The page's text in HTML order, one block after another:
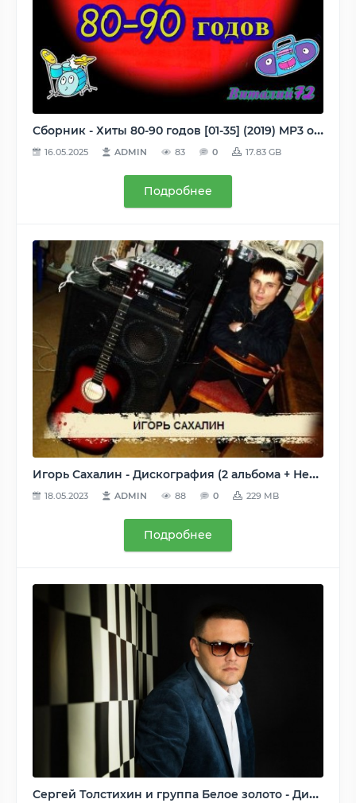
Сборник - Хиты 80-90 годов [01-35] (2019) MP3 от Виталия 72
16.05.2025 ADMIN 83 0 17.83 GB
Подробнее
Игорь Сахалин - Дискография (2 альбома + Неизданное) 2008, MP3, VBR, 128-320 kbps
18.05.2023 ADMIN 88 0 229 MB
Подробнее
Сергей Толстихин и группа Белое золото - Дискография (3 альбома) - 2013-2020, MP3, 320 kbps